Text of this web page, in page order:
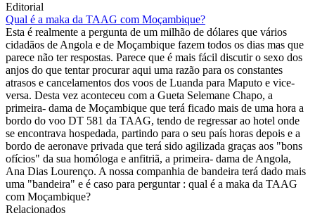
Editorial
Qual é a maka da TAAG com Moçambique?
Esta é realmente a pergunta de um milhão de dólares que vários
cidadãos de Angola e de Moçambique fazem todos os dias mas que
parece não ter respostas. Parece que é mais fácil discutir o sexo dos
anjos do que tentar procurar aqui uma razão para os constantes
atrasos e cancelamentos dos voos de Luanda para Maputo e vice-
versa. Desta vez aconteceu com a Gueta Selemane Chapo, a
primeira- dama de Moçambique que terá ficado mais de uma hora a
bordo do voo DT 581 da TAAG, tendo de regressar ao hotel onde
se encontrava hospedada, partindo para o seu país horas depois e a
bordo de aeronave privada que terá sido agilizada graças aos "bons
ofícios" da sua homóloga e anfitriã, a primeira- dama de Angola,
Ana Dias Lourenço. A nossa companhia de bandeira terá dado mais
uma "bandeira" e é caso para perguntar : qual é a maka da TAAG
com Moçambique?
Relacionados